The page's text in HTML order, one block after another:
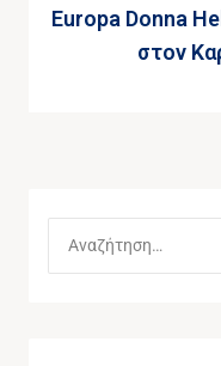
Europa Donna
στον